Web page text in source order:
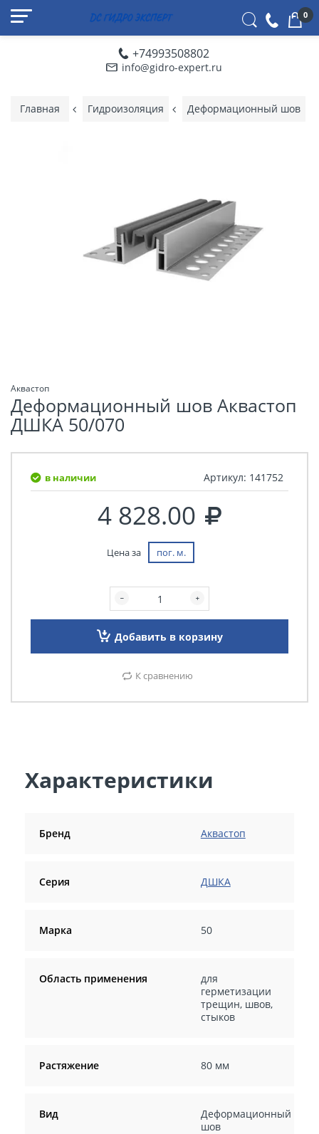
+74993508802
info@gidro-expert.ru
0
Главная Гидроизоляция Деформационный шов
Аквастоп
Деформационный шов Аквастоп
ДШКА 50/070
в наличии Артикул: 141752
4 828.00
Цена за пог. м.
Добавить в корзину
К сравнению
Характеристики
Бренд Аквастоп
Серия ДШКА
Марка 50
Область применения
для
герметизации
трещин, швов,
стыков
Растяжение 80 мм
Вид
Деформационный
шов